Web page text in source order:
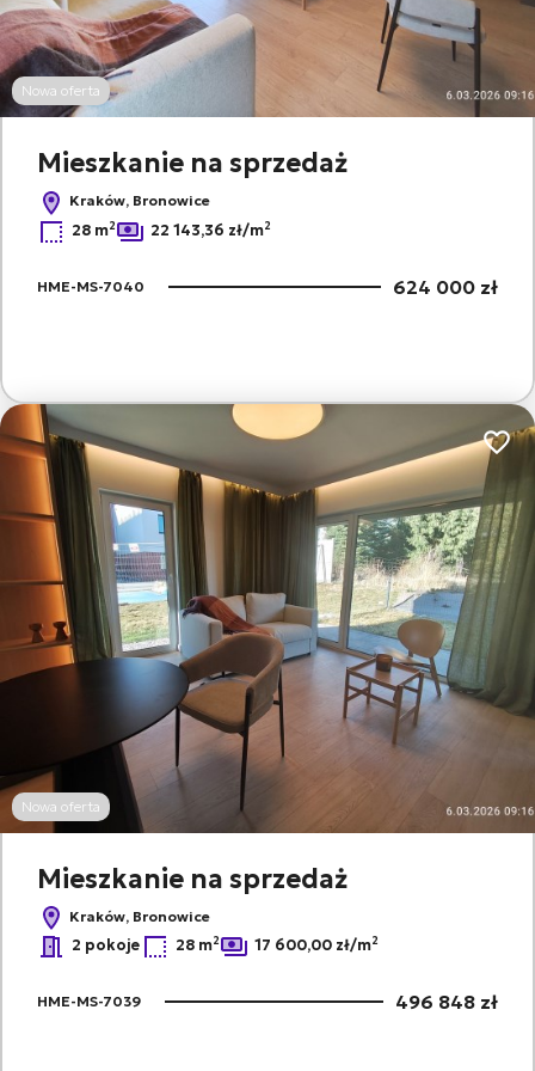
Nowa oferta
Mieszkanie na sprzedaż
Kraków, Bronowice
28 m2 22 143,36 zł/m2
HME-MS-7040 624 000 zł
Nowa oferta
Mieszkanie na sprzedaż
Kraków, Bronowice
2 pokoje 28 m2 17 600,00 zł/m2
HME-MS-7039 496 848 zł